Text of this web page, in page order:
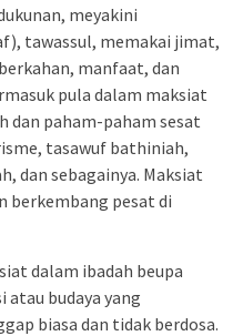
meyakini
tawassul, memakai jimat,
manfaat, dan
pula dalam maksiat
dan paham-paham sesat
tasawuf bathiniah,
dan sebagainya. Maksiat
berkembang pesat di
dalam ibadah beupa
atau budaya yang
biasa dan tidak berdosa.